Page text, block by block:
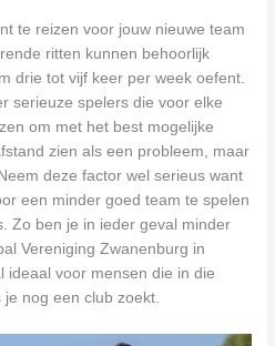
te reizen voor jouw nieuwe team
ritten kunnen behoorlijk
drie tot vijf keer per week oefent.
serieuze spelers die voor elke
om met het best mogelijke
zien als een probleem, maar
deze factor wel serieus want
een minder goed team te spelen
Zo ben je in ieder geval minder
Vereniging Zwanenburg in
ideaal voor mensen die in die
nog een club zoekt.